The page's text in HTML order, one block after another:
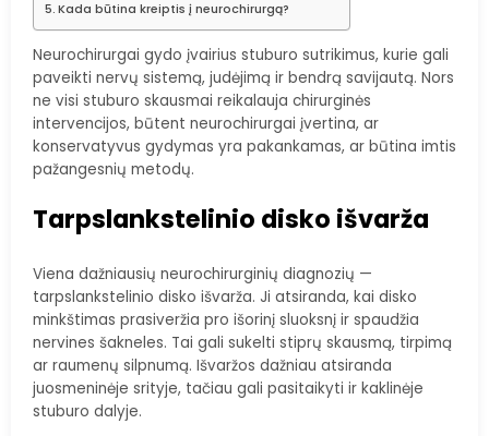
Kada būtina kreiptis į neurochirurgą?
Neurochirurgai gydo įvairius stuburo sutrikimus, kurie gali
paveikti nervų sistemą, judėjimą ir bendrą savijautą. Nors
ne visi stuburo skausmai reikalauja chirurginės
intervencijos, būtent neurochirurgai įvertina, ar
konservatyvus gydymas yra pakankamas, ar būtina imtis
pažangesnių metodų.
Tarpslankstelinio disko išvarža
Viena dažniausių neurochirurginių diagnozių —
tarpslankstelinio disko išvarža. Ji atsiranda, kai disko
minkštimas prasiveržia pro išorinį sluoksnį ir spaudžia
nervines šakneles. Tai gali sukelti stiprų skausmą, tirpimą
ar raumenų silpnumą. Išvaržos dažniau atsiranda
juosmeninėje srityje, tačiau gali pasitaikyti ir kaklinėje
stuburo dalyje.